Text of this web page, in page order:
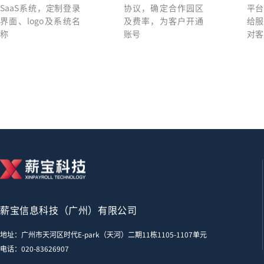
SaaS系统，定制登录
界面、logo及系统名
称
协议，确定合作园区
及费率，为客户开通
账号
平
给
对
薪宝信息科技（广州）有限公司
地址：广州市天河区时代E-park（天河）二期11栋1105-1107单元
电话： 020-83626907